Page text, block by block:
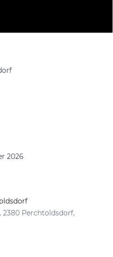
2026
2380 Perchtoldsdorf,